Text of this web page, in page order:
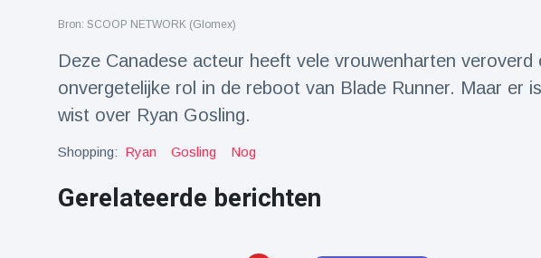
Laatste nieuws
Draakachtig
zeedier
aangespoeld
Bron: SCOOP NETWORK (Glomex)
Deze Canadese acteur heeft vele vrouwenharten veroverd
onvergetelijke rol in de reboot van Blade Runner. Maar er
wist over Ryan Gosling.
Shopping: Ryan Gosling Nog
Gerelateerde berichten